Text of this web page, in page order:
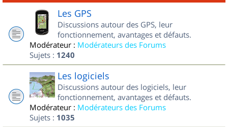
Les GPS
Discussions autour des GPS, leur
fonctionnement, avantages et défauts.
Modérateur : Modérateurs des Forums
Sujets : 1240
Les logiciels
Discussions autour des logiciels, leur
fonctionnement, avantages et défauts.
Modérateur : Modérateurs des Forums
Sujets : 1035